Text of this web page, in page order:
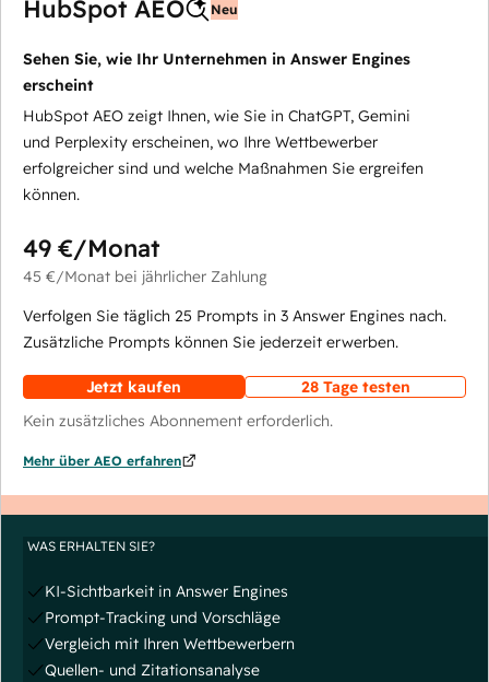
HubSpot AEO Neu
Sehen Sie, wie Ihr Unternehmen in Answer Engines
erscheint
HubSpot AEO zeigt Ihnen, wie Sie in ChatGPT, Gemini
und Perplexity erscheinen, wo Ihre Wettbewerber
erfolgreicher sind und welche Maßnahmen Sie ergreifen
können.
49 €/Monat
45 €/Monat bei jährlicher Zahlung
Verfolgen Sie täglich 25 Prompts in 3 Answer Engines nach.
Zusätzliche Prompts können Sie jederzeit erwerben.
Jetzt kaufen
28 Tage testen
Kein zusätzliches Abonnement erforderlich.
Mehr über AEO erfahren
WAS ERHALTEN SIE?
KI-Sichtbarkeit in Answer Engines
Prompt-Tracking und Vorschläge
Vergleich mit Ihren Wettbewerbern
Quellen- und Zitationsanalyse